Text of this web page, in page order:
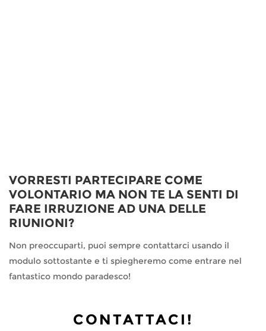
VORRESTI PARTECIPARE COME
VOLONTARIO MA NON TE LA SENTI DI
FARE IRRUZIONE AD UNA DELLE
RIUNIONI?
Non preoccuparti, puoi sempre contattarci usando il
modulo sottostante e ti spiegheremo come entrare nel
fantastico mondo paradesco!
CONTATTACI!